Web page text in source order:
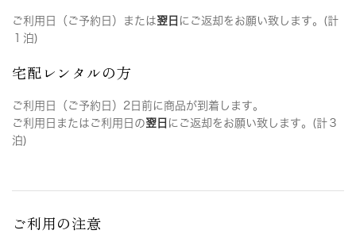
ご利用日（ご予約日）または翌日 にご返却をお願い致します。(計
１泊)
宅配レンタルの方
ご利用日（ご予約日）2日前に商品が到着します。
ご利用日またはご利用日の翌日 にご返却をお願い致します。(計３
泊)
ご利用の注意